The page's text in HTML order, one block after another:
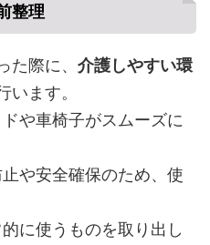
整理
た際に、 介護しやすい環
います。
や車椅子がスムーズに
や安全確保のため、使
に使うものを取り出し